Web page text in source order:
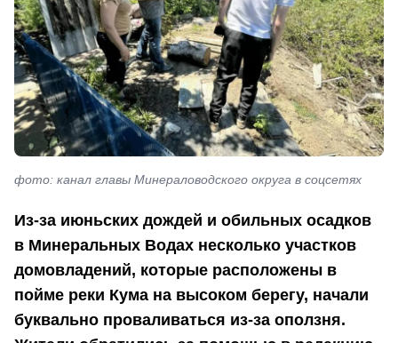
фото: канал главы Минераловодского округа в соцсетях
Из-за июньских дождей и обильных осадков
в Минеральных Водах несколько участков
домовладений, которые расположены в
пойме реки Кума на высоком берегу, начали
буквально проваливаться из-за оползня.